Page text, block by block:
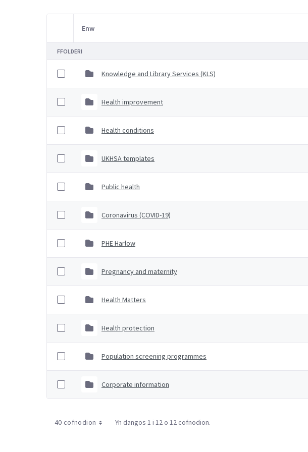
Item Selection
Enw
FFOLDERI
Knowledge and Library Services (KLS)
Health improvement
Health conditions
UKHSA templates
Public health
Coronavirus (COVID-19)
PHE Harlow
Pregnancy and maternity
Health Matters
Health protection
Population screening programmes
Corporate information
40 cofnodion Yn dangos 1 i 12 o 12 cofnodion.